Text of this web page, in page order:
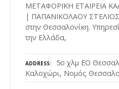
ΜΕΤΑΦΟΡΙΚΗ ΕΤΑΙΡΕΙΑ
| ΠΑΠΑΝΙΚΟΛΑΟΥ ΣΤΕΛΙΟΣ
στην Θεσσαλονίκη.
την Ελλάδα,
ADDRESS
5ο χλμ ΕΟ
Καλοχώρι, Νομός